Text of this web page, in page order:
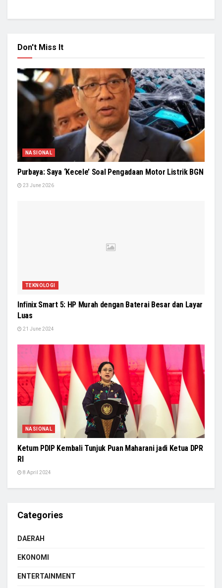
Don't Miss It
NASIONAL
Purbaya: Saya ‘Kecele’ Soal Pengadaan Motor Listrik BGN
23 June 2026
TEKNOLOGI
Infinix Smart 5: HP Murah dengan Baterai Besar dan Layar
Luas
21 June 2024
NASIONAL
Ketum PDIP Kembali Tunjuk Puan Maharani jadi Ketua DPR
RI
8 April 2024
Categories
DAERAH
EKONOMI
ENTERTAINMENT